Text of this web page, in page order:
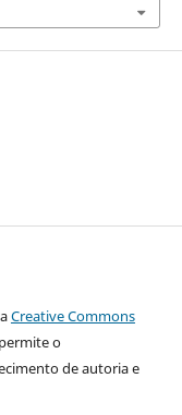
Creative Commons
o
de autoria e